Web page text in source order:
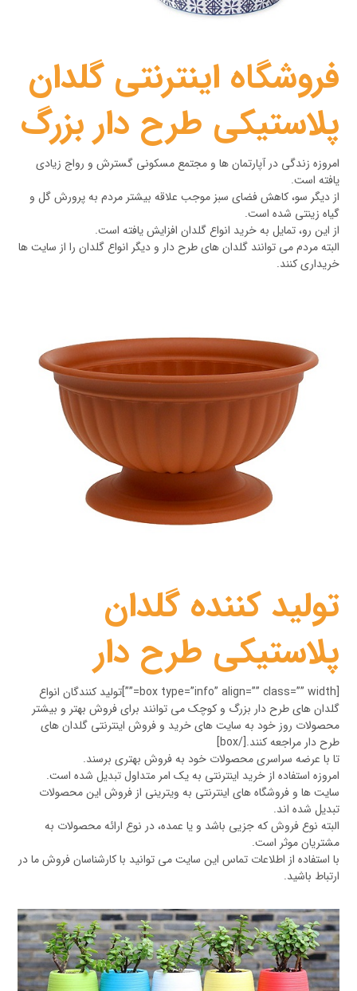
فروشگاه اینترنتی گلدان
پلاستیکی طرح دار بزرگ
امروزه زندگی در آپارتمان ها و مجتمع مسکونی گسترش و رواج زیادی
یافته است.
از دیگر سو، کاهش فضای سبز موجب علاقه بیشتر مردم به پرورش گل و
گیاه زینتی شده است.
از این رو، تمایل به خرید انواع گلدان افزایش یافته است.
البته مردم می توانند گلدان های طرح دار و دیگر انواع گلدان را از سایت ها
خریداری کنند.
تولید کننده گلدان
پلاستیکی طرح دار
[box type=”info” align=”” class=”” width=””]تولید کنندگان انواع
گلدان های طرح دار بزرگ و کوچک می توانند برای فروش بهتر و بیشتر
محصولات روز خود به سایت های خرید و فروش اینترنتی گلدان های
طرح دار مراجعه کنند.[/box]
تا با عرضه سراسری محصولات خود به فروش بهتری برسند.
امروزه استفاده از خرید اینترنتی به یک امر متداول تبدیل شده است.
سایت ها و فروشگاه های اینترنتی به ویترینی از فروش این محصولات
تبدیل شده اند.
البته نوع فروش که جزیی باشد و یا عمده، در نوع ارائه محصولات به
مشتریان موثر است.
با استفاده از اطلاعات تماس این سایت می توانید با کارشناسان فروش ما در
ارتباط باشید.